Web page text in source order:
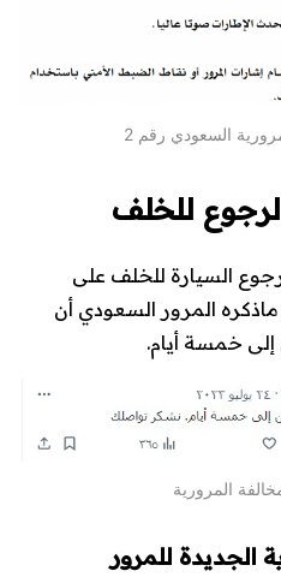
السعودي رقم 2
للخلف
السيارة للخلف على
المرور السعودي أن
خمسة أيام.
المرورية
الجديدة للمرور